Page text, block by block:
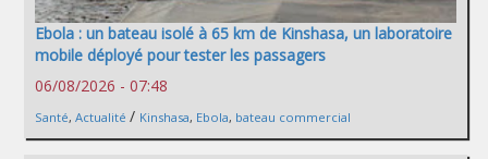
Ebola : un bateau isolé à 65 km de Kinshasa, un laboratoire
mobile déployé pour tester les passagers
06/08/2026 - 07:48
Santé, Actualité / Kinshasa, Ebola, bateau commercial